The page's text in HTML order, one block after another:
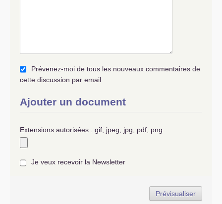
Prévenez-moi de tous les nouveaux commentaires de
cette discussion par email
Ajouter un document
Extensions autorisées : gif, jpeg, jpg, pdf, png
Je veux recevoir la Newsletter